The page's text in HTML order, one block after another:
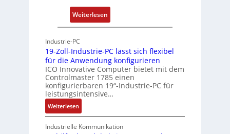
u
n
g
t
-
A
c
h
i
t
e
Weiterlesen:
P
s
i
c
a
Industrie-PC
19-Zoll-Industrie-PC lässt sich flexibel
für die Anwendung konfigurieren
ICO Innovative Computer bietet mit dem
Controlmaster 1785 einen
konfigurierbaren 19“-Industrie-PC für
leistungsintensive…
Weiterlesen:
1
9
Industrielle Kommunikation